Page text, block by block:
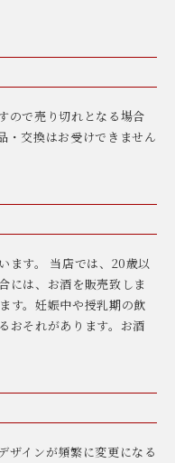
ので売り切れとなる場合
・交換はお受けできません
ます。 当店では、20歳以
には、お酒を販売致しま
す。妊娠中や授乳期の飲
おそれがあります。お酒
ザインが頻繁に変更になる